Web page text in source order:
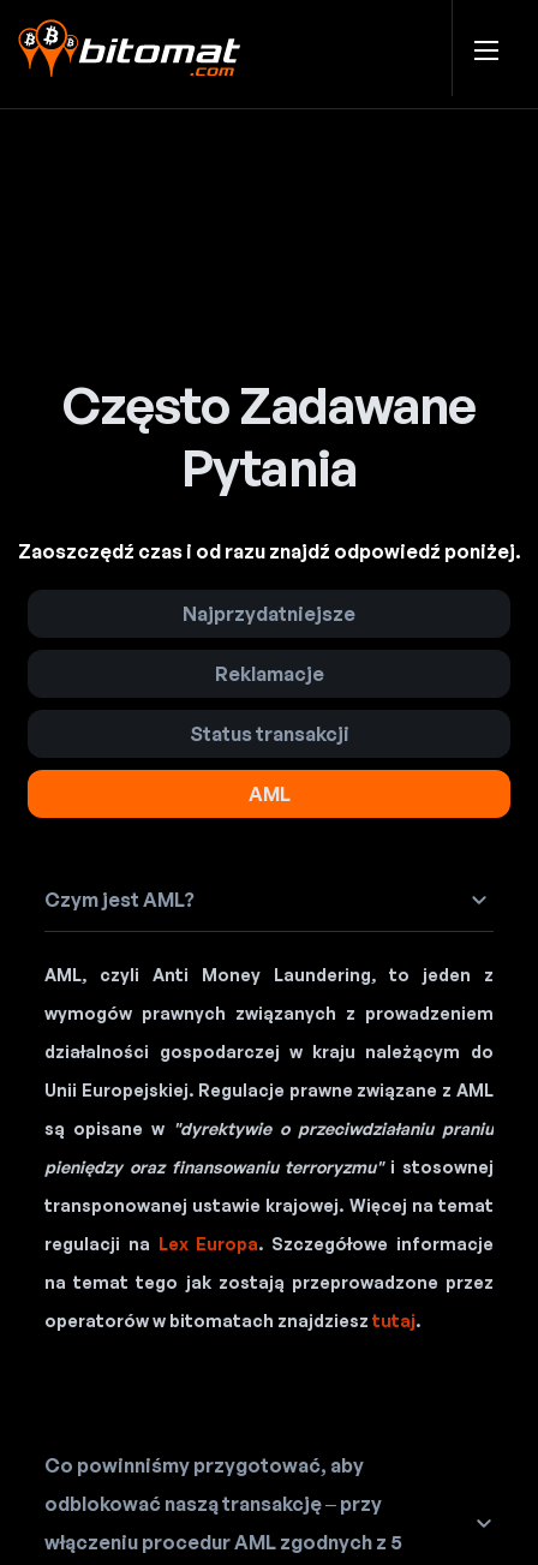
Często Zadawane
Pytania
Zaoszczędź czas i od razu znajdź odpowiedź poniżej.
Najprzydatniejsze
Reklamacje
Status transakcji
AML
Czym jest AML?
AML, czyli Anti Money Laundering, to jeden z
wymogów prawnych związanych z prowadzeniem
działalności gospodarczej w kraju należącym do
Unii Europejskiej. Regulacje prawne związane z AML
są opisane w "dyrektywie o przeciwdziałaniu praniu
pieniędzy oraz finansowaniu terroryzmu"i stosownej
transponowanej ustawie krajowej. Więcej na temat
regulacji na Lex Europa. Szczegółowe informacje
na temat tego jak zostają przeprowadzone przez
operatorów w bitomatach znajdziesztutaj.
Co powinniśmy przygotować, aby
odblokować naszą transakcję – przy
włączeniu procedur AML zgodnych z 5